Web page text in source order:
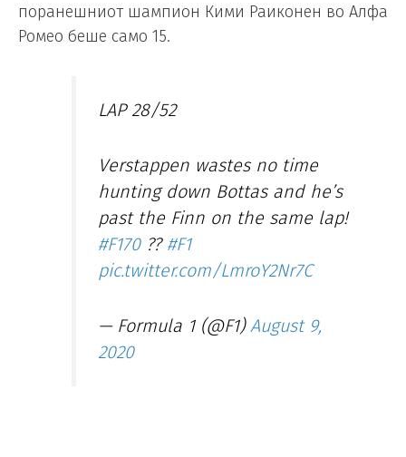
поранешниот шампион Кими Раиконен во Алфа
Ромео беше само 15.
LAP 28/52
Verstappen wastes no time
hunting down Bottas and he’s
past the Finn on the same lap!
#F170?? #F1
pic.twitter.com/LmroY2Nr7C
— Formula 1 (@F1) August 9,
2020